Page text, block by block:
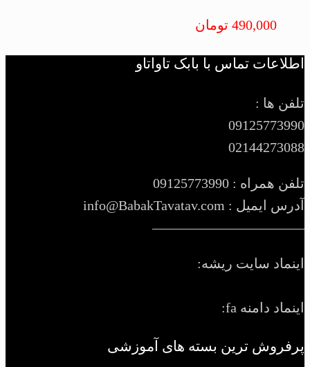
490,000 تومان
اطلاعات تماس با بابک تاواتاو
تلفن ها :
09125773990
02144273088
تلفن همراه : 09125773990
آدرس ایمیل : info@BabakTavatav.com
———————————
اینماد سایت ریشه:
اینماد دامنه fa:
پرفروش ترین بسته های آموزشی